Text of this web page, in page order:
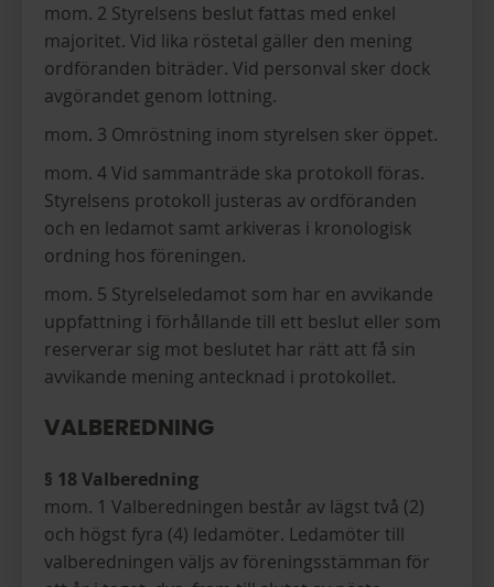
mom. 2 Styrelsens beslut fattas med enkel
majoritet. Vid lika röstetal gäller den mening
ordföranden biträder. Vid personval sker dock
avgörandet genom lottning.
mom. 3 Omröstning inom styrelsen sker öppet.
mom. 4 Vid sammanträde ska protokoll föras.
Styrelsens protokoll justeras av ordföranden
och en ledamot samt arkiveras i kronologisk
ordning hos föreningen.
mom. 5 Styrelseledamot som har en avvikande
uppfattning i förhållande till ett beslut eller som
reserverar sig mot beslutet har rätt att få sin
avvikande mening antecknad i protokollet.
VALBEREDNING
§ 18 Valberedning
mom. 1 Valberedningen består av lägst två (2)
och högst fyra (4) ledamöter. Ledamöter till
valberedningen väljs av föreningsstämman för